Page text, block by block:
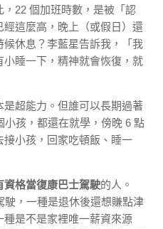
22 個加班時數，是被「認
這麼高，晚上（或假日）還
休息？李藍星告訴我，「我
睡一下，精神就會恢復，就
超能力。但誰可以長期過著
孩，都還在就學，傍晚 6 點
小孩，回家吃頓飯、睡一
資格當復康巴士駕駛的人。
駛，一種是退休後還想賺點津
是不是家裡唯一薪資來源